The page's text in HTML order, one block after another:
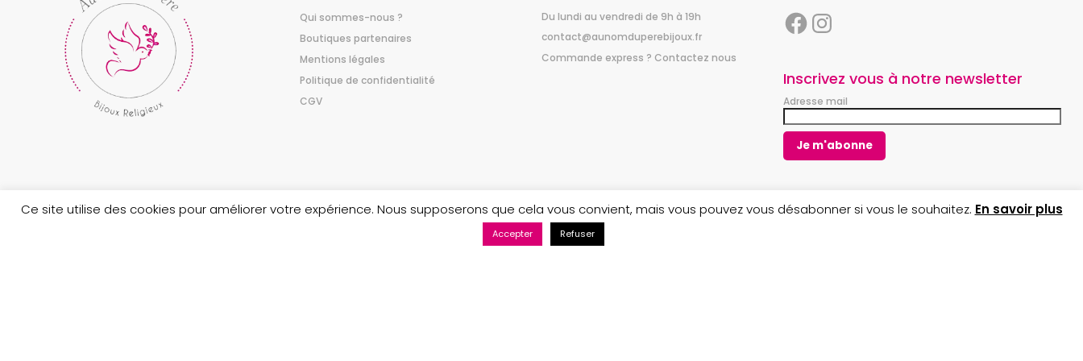
Qui sommes-nous ?
Boutiques partenaires
Mentions légales
Politique de confidentialité
CGV
Du lundi au vendredi de 9h à 19h
contact@aunomduperebijoux.fr
Commande express ? Contactez nous
F
e
b
o
k
t
a
g
a
m
Inscrivez vous à notre newsletter
Adresse mail
Copyright © 2023 Au nom du Père boutique
Maintenance web par Bluekat Digital
Ce site utilise des cookies pour améliorer votre expérience. Nous supposerons que cela vous convient, mais vous pouvez vous désabonner si vous le souhaitez. En savoir plus
Accepter Refuser